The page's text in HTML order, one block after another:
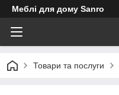
Меблі для дому Sanro
Товари та послуги